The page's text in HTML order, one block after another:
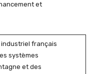
et
industriel français
systèmes
et des